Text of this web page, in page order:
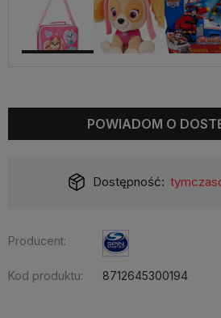
POWIADOM O
Dostępność:
Producent:
Kod produktu: 8712645300194